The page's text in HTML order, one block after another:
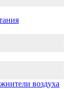
воздуха